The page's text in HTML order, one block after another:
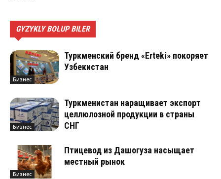
GYZYKLY BOLUP BILER
Бизнес
Туркменский бренд «Erteki» покоряет
Узбекистан
Бизнес
Туркменистан наращивает экспорт
целлюлозной продукции в страны
СНГ
Бизнес
Птицевод из Дашогуза насыщает
местный рынок